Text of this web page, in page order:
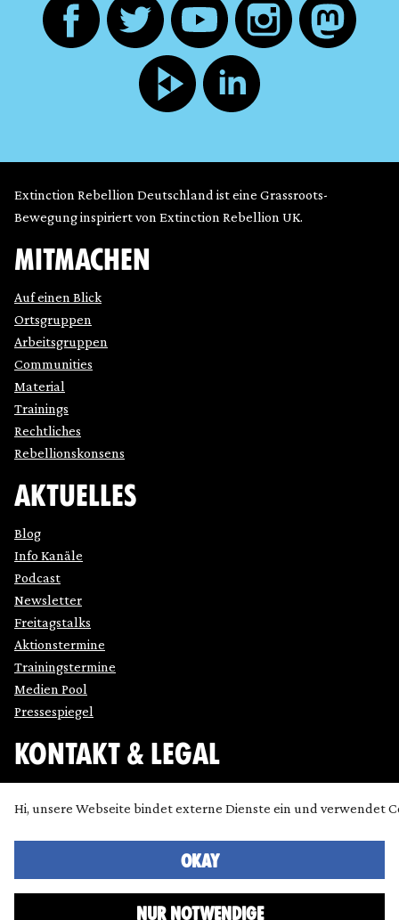
Extinction Rebellion Deutschland ist eine Grassroots-
Bewegung inspiriert von Extinction Rebellion UK.
MITMACHEN
Auf einen Blick
Ortsgruppen
Arbeitsgruppen
Communities
Material
Trainings
Rechtliches
Rebellionskonsens
AKTUELLES
Blog
Info Kanäle
Podcast
Newsletter
Freitagstalks
Aktionstermine
Trainingstermine
Medien Pool
Pressespiegel
KONTAKT & LEGAL
Datenschutz
Presse
SimpleIcon ,Freepik,Bogdan Rosu
Hi, unsere Webseite bindet externe Dienste ein und verwendet
NUR NOTWENDIGE
OKAY